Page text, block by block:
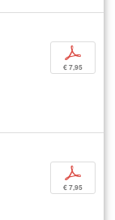
p
€ 7,95
p
€ 7,95